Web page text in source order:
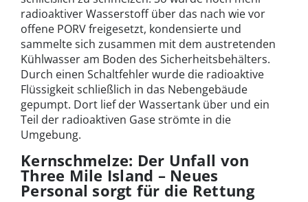
radioaktiver Wasserstoff über das nach wie vor
offene PORV freigesetzt, kondensierte und
sammelte sich zusammen mit dem austretenden
Kühlwasser am Boden des Sicherheitsbehälters.
Durch einen Schaltfehler wurde die radioaktive
Flüssigkeit schließlich in das Nebengebäude
gepumpt. Dort lief der Wassertank über und ein
Teil der radioaktiven Gase strömte in die
Umgebung.
Kernschmelze: Der Unfall von
Three Mile Island – Neues
Personal sorgt für die Rettung